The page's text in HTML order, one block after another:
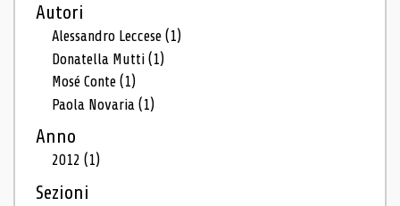
Autori
Alessandro Leccese(1)
Donatella Mutti(1)
Mosé Conte(1)
Paola Novaria(1)
Anno
2012(1)
Sezioni